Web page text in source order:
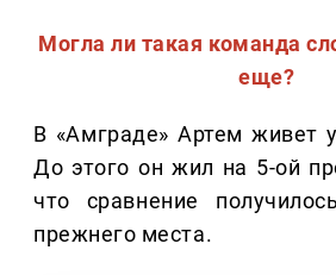
Могла ли такая команда
еще?
В «Амграде» Артем живет
До этого он жил на 5-ой
что сравнение
прежнего места.